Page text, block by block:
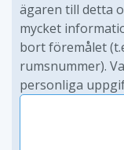
ägaren till detta
mycket
bort föremålet
rumsnummer).
personliga